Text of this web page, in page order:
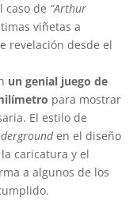
caso de “Arthur
viñetas a
revelación desde el
un genial juego de
para mostrar
El estilo de
en el diseño
caricatura y el
a algunos de los